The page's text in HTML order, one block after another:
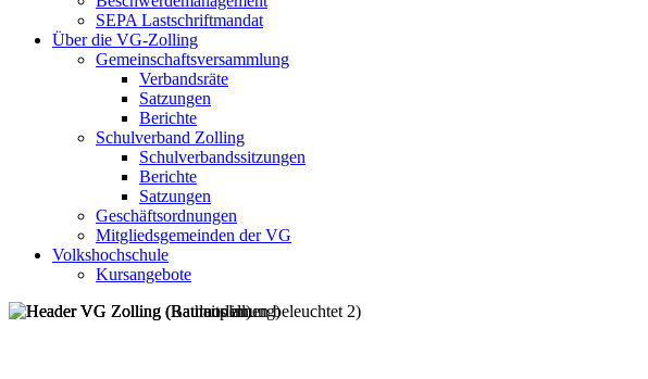
SEPA Lastschriftmandat
Über die VG-Zolling
Gemeinschaftsversammlung
Verbandsräte
Satzungen
Berichte
Schulverband Zolling
Schulverbandssitzungen
Berichte
Satzungen
Geschäftsordnungen
Mitgliedsgemeinden der VG
Volkshochschule
Kursangebote